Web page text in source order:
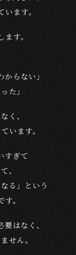
ます。
す。
らない」
た」
く、
います。
すぎて
、
る」という
。
はなく、
せん。